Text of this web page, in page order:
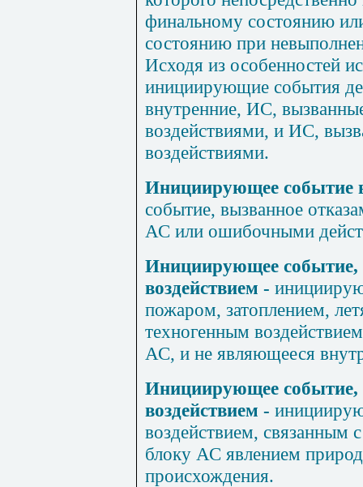
финальному состоянию
состоянию при
Исходя из особенностей
инициирующие события
внутренние, ИС,
воздействиями, и ИС,
воздействиями.
Инициирующее событие
событие, вызванное
АС или ошибочными
Инициирующее событие,
воздействием -
пожаром, затоплением,
техногенным
АС, и не являющееся
Инициирующее
воздействием -
воздействием,
блоку АС явлением
происхождения.